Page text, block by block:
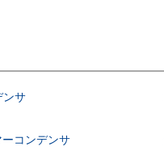
ンサ
コンデンサ